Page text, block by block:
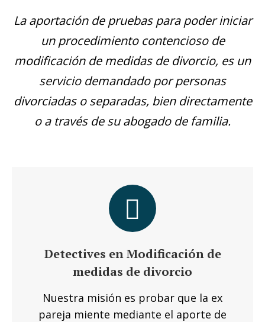
La aportación de pruebas para poder iniciar
un procedimiento contencioso de
modificación de medidas de divorcio, es un
servicio demandado por personas
divorciadas o separadas, bien directamente
o a través de su abogado de familia.
Detectives en Modificación de
medidas de divorcio
Nuestra misión es probar que la ex
pareja miente mediante el aporte de